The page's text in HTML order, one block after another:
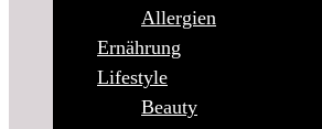
Allergien
Ernährung
Lifestyle
Beauty